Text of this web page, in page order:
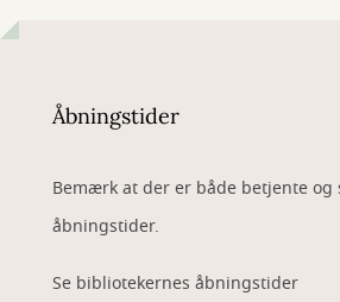
Åbningstider
Bemærk at der er både betjente og
åbningstider.
Se bibliotekernes åbningstider